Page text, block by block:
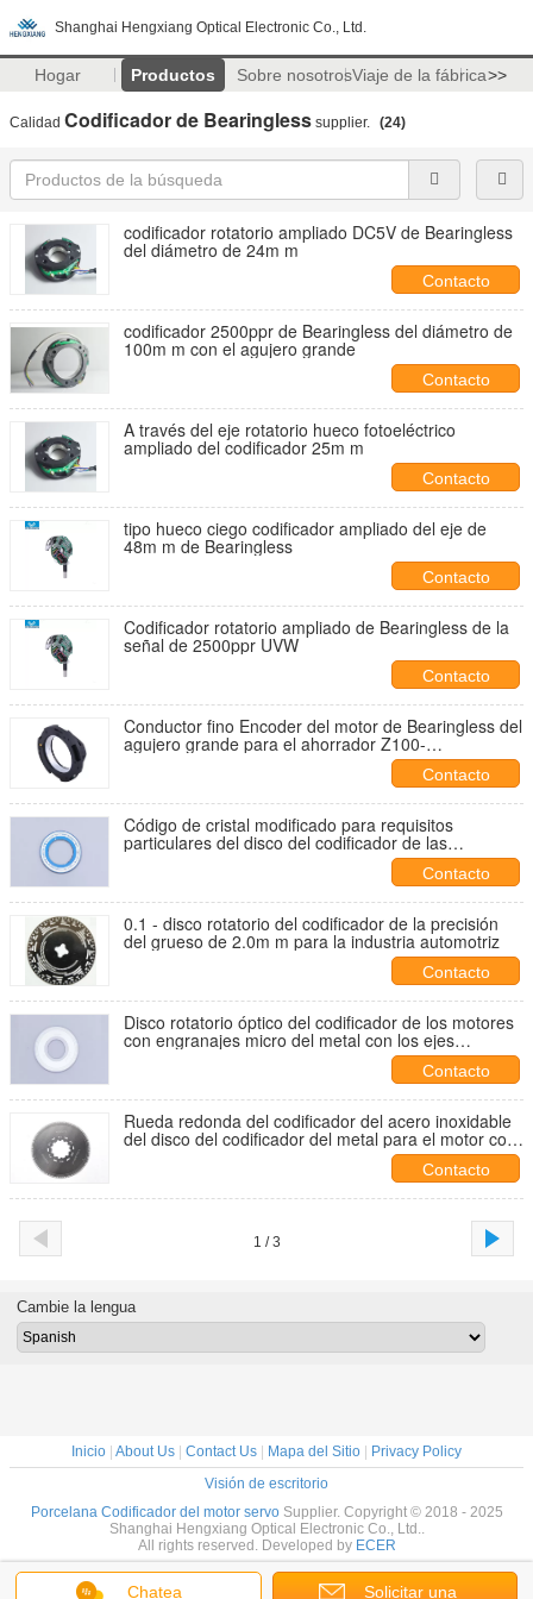
Shanghai Hengxiang Optical Electronic Co., Ltd.
Hogar Productos Sobre nosotrosViaje de la fábrica>>
Calidad Codificador de Bearingless supplier. (24)
codificador rotatorio ampliado DC5V de Bearingless
del diámetro de 24m m
Contacto
codificador 2500ppr de Bearingless del diámetro de
100m m con el agujero grande
Contacto
A través del eje rotatorio hueco fotoeléctrico
ampliado del codificador 25m m
Contacto
tipo hueco ciego codificador ampliado del eje de
48m m de Bearingless
Contacto
Codificador rotatorio ampliado de Bearingless de la
señal de 2500ppr UVW
Contacto
Conductor fino Encoder del motor de Bearingless del
agujero grande para el ahorrador Z100-
Contacto
Código de cristal modificado para requisitos
particulares del disco del codificador de las
dimensiones con 1000ppr - 23040ppr
Contacto
0.1 - disco rotatorio del codificador de la precisión
del grueso de 2.0m m para la industria automotriz
Contacto
Disco rotatorio óptico del codificador de los motores
con engranajes micro del metal con los ejes
Contacto
Rueda redonda del codificador del acero inoxidable
del disco del codificador del metal para el motor con
Contacto
1 / 3
Chatea Solicitar una
Cambie la lengua
Inicio About Us Contact Us Mapa del Sitio
Privacy Policy
Visión de escritorio
Porcelana Codificador del motor servoSupplier. Copyright © 2018 - 2025
Shanghai Hengxiang Optical Electronic Co., Ltd..
All rights reserved. Developed by ECER